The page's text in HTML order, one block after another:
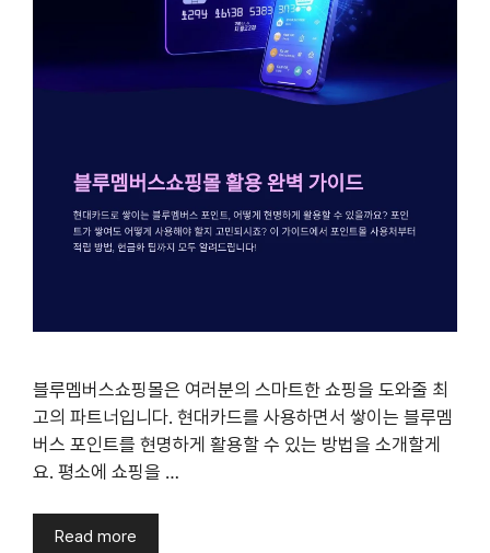
블루멤버스쇼핑몰은 여러분의 스마트한 쇼핑을 도와줄 최
고의 파트너입니다. 현대카드를 사용하면서 쌓이는 블루멤
버스 포인트를 현명하게 활용할 수 있는 방법을 소개할게
요. 평소에 쇼핑을 …
Read more